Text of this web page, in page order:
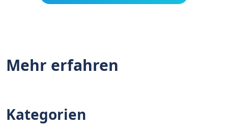
Mehr erfahren
Kategorien